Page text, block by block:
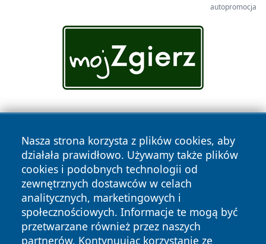
autopromocja
Nasza strona korzysta z plików cookies, aby
działała prawidłowo. Używamy także plików
cookies i podobnych technologii od
zewnętrznych dostawców w celach
analitycznych, marketingowych i
społecznościowych. Informacje te mogą być
przetwarzane również przez naszych
partnerów. Kontynuując korzystanie ze
Copyright © 2026 olkuszonline.pl Wszystkie prawa
zastrzeżone.
Polityka Polityka